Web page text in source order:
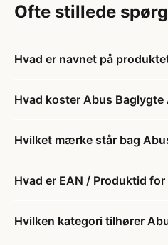
Ofte stillede
Hvad er navnet på
Hvad koster Abus Baglygte
Hvilket mærke står bag
Hvad er EAN / Produktid
Hvilken kategori tilhører